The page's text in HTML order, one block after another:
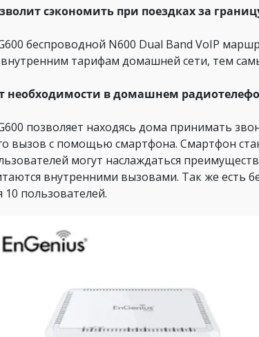
сэкономить при поездках за
беспроводной N600 Dual Band VoIP
тарифам домашней сети, тем
необходимости в домашнем
позволяет находясь дома принимать
вызов с помощью смартфона. Смартфон
могут наслаждаться
внутренними вызовами. Так же есть
10 пользователей.